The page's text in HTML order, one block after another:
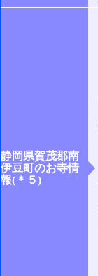
静岡県賀茂郡南
伊豆町のお寺情
報(＊５)